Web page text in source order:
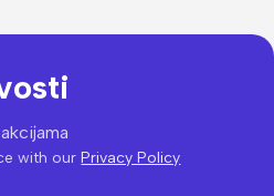
with ourPrivacy Policy